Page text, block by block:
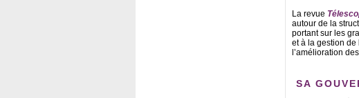
La revue Téle
autour de la
portant sur les
et à la gestion
l’amélioration
SA